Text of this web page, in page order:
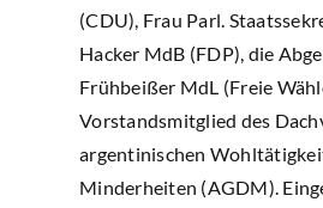
(CDU), Frau Parl.
Hacker MdB (FDP), die
Frühbeißer MdL (Freie
Vorstandsmitglied des
argentinischen
Minderheiten (AGDM).